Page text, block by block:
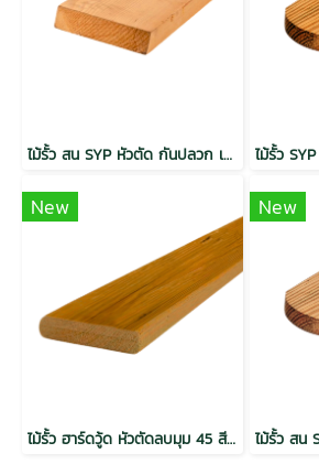
ไม้รั้ว สน SYP หัวตัด กันปลวก เกรดเนเชอรัล
New
ไม้รั้ว ฮาร์ดวู้ด หัวตัดลบมุม 45 สีสัก พิมพ์ลาย กันปลวก
New